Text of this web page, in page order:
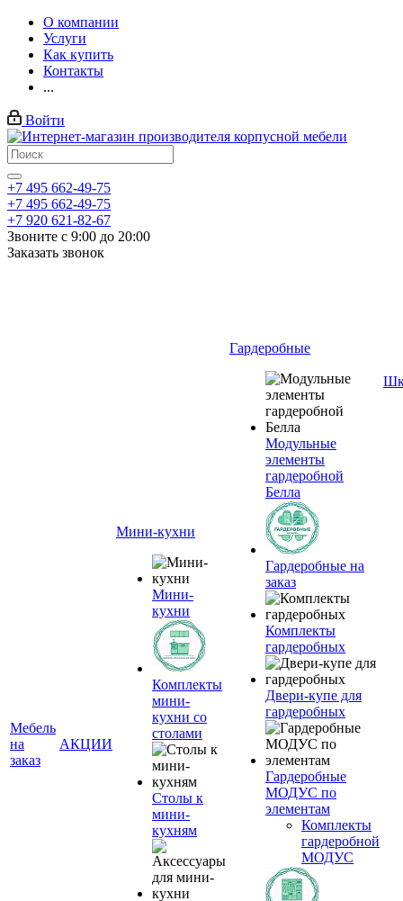
О компании
Услуги
Как купить
Контакты
...
Войти
+7 495 662-49-75
+7 495 662-49-75
+7 920 621-82-67
Звоните с 9:00 до 20:00
Заказать звонок
Мебель
на
заказ
АКЦИИ
Мини-кухни
Мини-
кухни
Комплекты
мини-
кухни со
столами
Столы к
мини-
кухням
Гардеробные
Модульные
элементы
гардеробной
Белла
Гардеробные на
заказ
Комплекты
гардеробных
Двери-купе для
гардеробных
Гардеробные
МОДУС по
элементам
Комплекты
гардеробной
МОДУС